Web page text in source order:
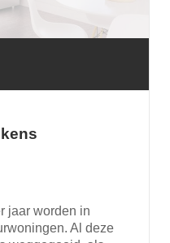
jaar worden in
Al deze